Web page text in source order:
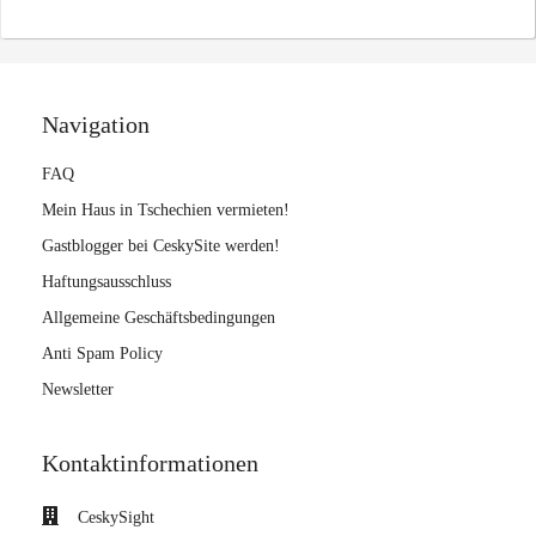
Navigation
FAQ
Mein Haus in Tschechien vermieten!
Gastblogger bei CeskySite werden!
Haftungsausschluss
Allgemeine Geschäftsbedingungen
Anti Spam Policy
Newsletter
Kontaktinformationen
CeskySight